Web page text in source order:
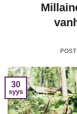
30
syys